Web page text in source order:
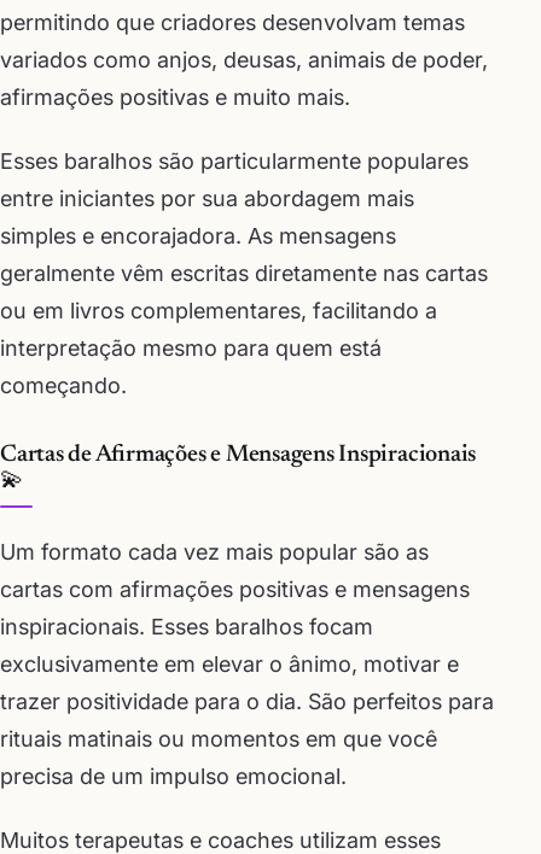
permitindo que criadores desenvolvam temas
variados como anjos, deusas, animais de poder,
afirmações positivas e muito mais.
Esses baralhos são particularmente populares
entre iniciantes por sua abordagem mais
simples e encorajadora. As mensagens
geralmente vêm escritas diretamente nas cartas
ou em livros complementares, facilitando a
interpretação mesmo para quem está
começando.
Cartas de Afirmações e Mensagens Inspiracionais
💫
Um formato cada vez mais popular são as
cartas com afirmações positivas e mensagens
inspiracionais. Esses baralhos focam
exclusivamente em elevar o ânimo, motivar e
trazer positividade para o dia. São perfeitos para
rituais matinais ou momentos em que você
precisa de um impulso emocional.
Muitos terapeutas e coaches utilizam esses